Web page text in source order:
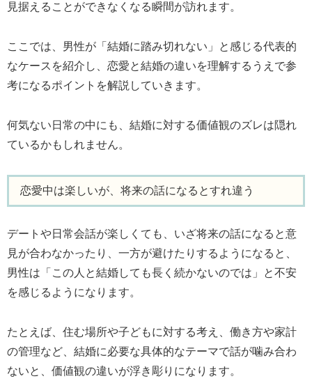
見据えることができなくなる瞬間が訪れます。
ここでは、男性が「結婚に踏み切れない」と感じる代表的
なケースを紹介し、恋愛と結婚の違いを理解するうえで参
考になるポイントを解説していきます。
何気ない日常の中にも、結婚に対する価値観のズレは隠れ
ているかもしれません。
恋愛中は楽しいが、将来の話になるとすれ違う
デートや日常会話が楽しくても、いざ将来の話になると意
見が合わなかったり、一方が避けたりするようになると、
男性は「この人と結婚しても長く続かないのでは」と不安
を感じるようになります。
たとえば、住む場所や子どもに対する考え、働き方や家計
の管理など、結婚に必要な具体的なテーマで話が噛み合わ
ないと、価値観の違いが浮き彫りになります。